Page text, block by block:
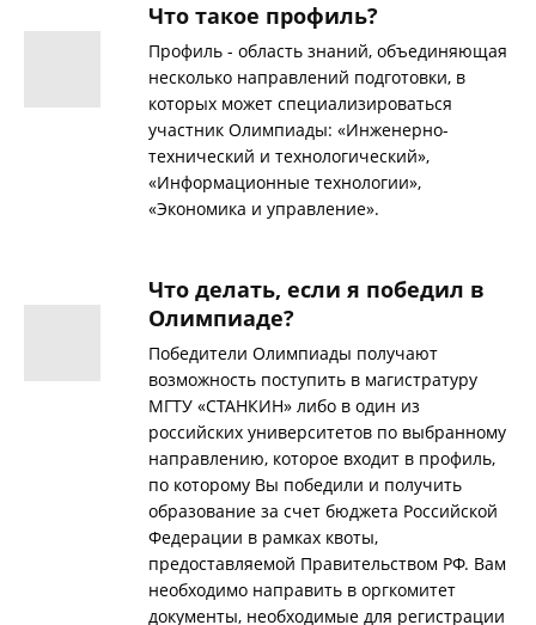
Что такое профиль?
Профиль - область знаний, объединяющая
несколько направлений подготовки, в
которых может специализироваться
участник Олимпиады: «Инженерно-
технический и технологический»,
«Информационные технологии»,
«Экономика и управление».
Что делать, если я победил в
Олимпиаде?
Победители Олимпиады получают
возможность поступить в магистратуру
МГТУ «СТАНКИН» либо в один из
российских университетов по выбранному
направлению, которое входит в профиль,
по которому Вы победили и получить
образование за счет бюджета Российской
Федерации в рамках квоты,
предоставляемой Правительством РФ. Вам
необходимо направить в оргкомитет
документы, необходимые для регистрации